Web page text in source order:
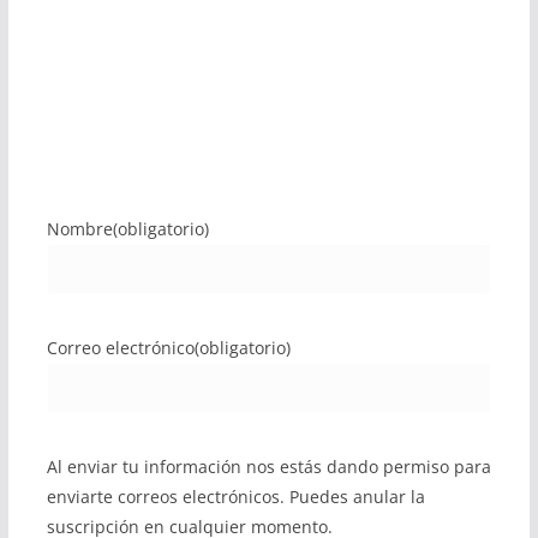
Nombre(obligatorio)
Correo electrónico(obligatorio)
Al enviar tu información nos estás dando permiso para
enviarte correos electrónicos. Puedes anular la
suscripción en cualquier momento.